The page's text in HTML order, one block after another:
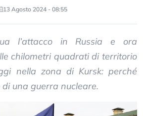
13 Agosto 2024 - 08:55
l’attacco in Russia e ora
chilometri quadrati di territorio
nella zona di Kursk: perché
una guerra nucleare.